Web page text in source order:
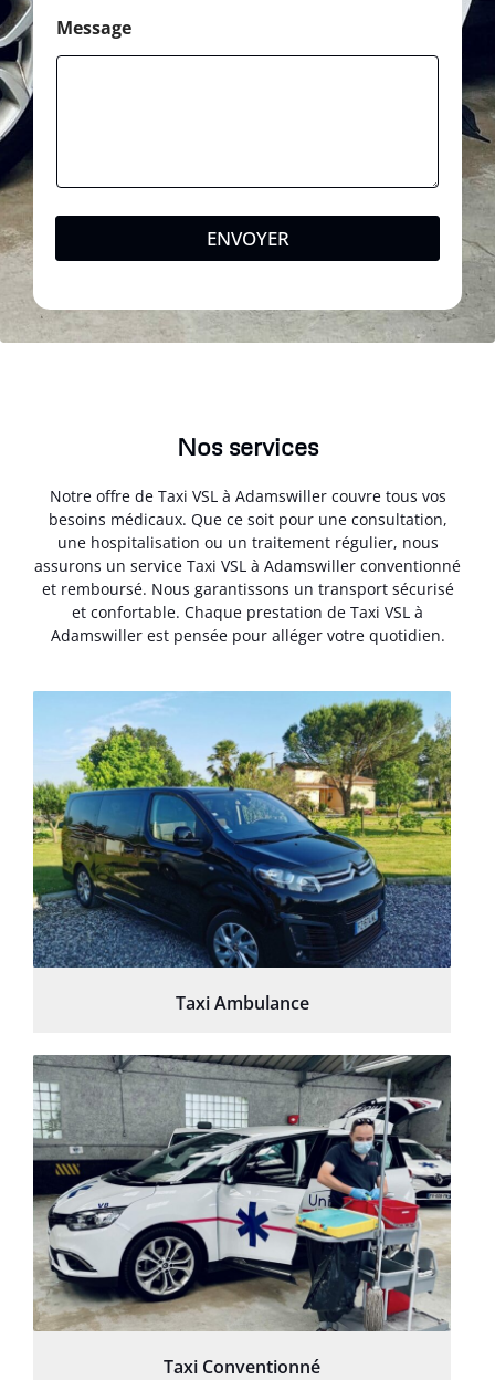
Message
ENVOYER
Nos services
Notre offre de Taxi VSL à Adamswiller couvre tous vos
besoins médicaux. Que ce soit pour une consultation,
une hospitalisation ou un traitement régulier, nous
assurons un service Taxi VSL à Adamswiller conventionné
et remboursé. Nous garantissons un transport sécurisé
et confortable. Chaque prestation de Taxi VSL à
Adamswiller est pensée pour alléger votre quotidien.
Taxi Ambulance
Taxi Conventionné